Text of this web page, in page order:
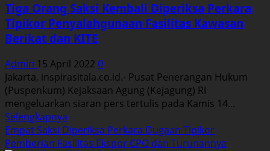
CPO
dan
Turunannya.
Tiga Orang Saksi Kembali Diperiksa Perkara
Tipikor Penyalahgunaan Fasilitas Kawasan
Berikat dan KITE
Admin 15 April 2022 0
Jakarta, inspirasitala.co.id.- Pusat Penerangan Hukum
(Puspenkum) Kejaksaan Agung (Kejagung) RI
mengeluarkan siaran pers tertulis pada Kamis 14...
Selengkapnya
more
about
Empat Saksi Diperiksa Perkara Dugaan Tipikor
Pemberian Fasilitas Ekspor CPO dan Turunannya